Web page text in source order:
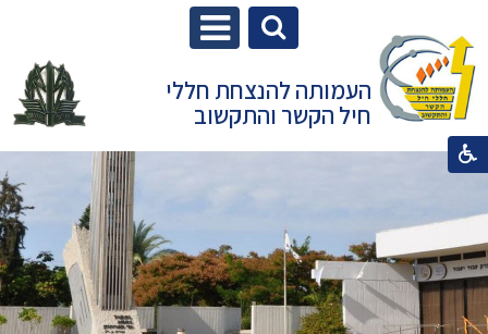
העמותה להנצחת חללי
חיל הקשר והתקשוב